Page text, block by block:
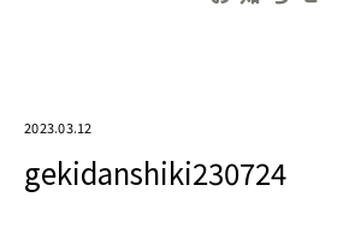
2023.03.12
gekidanshiki230724